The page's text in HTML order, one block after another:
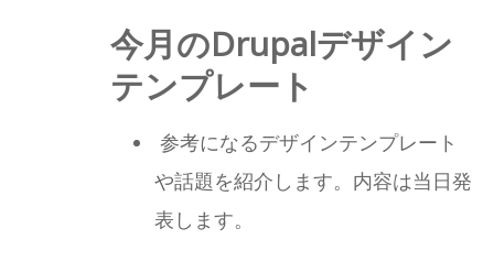
今月のDrupalデザイン
テンプレート
参考になるデザインテンプレート
や話題を紹介します。内容は当日発
表します。